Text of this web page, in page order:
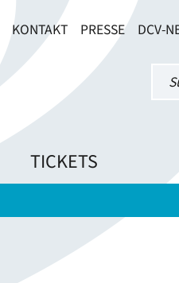
KONTAKT PRESSE DCV-
TICKETS